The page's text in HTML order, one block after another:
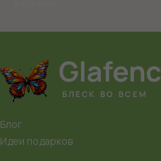
Блог
Идеи подарков